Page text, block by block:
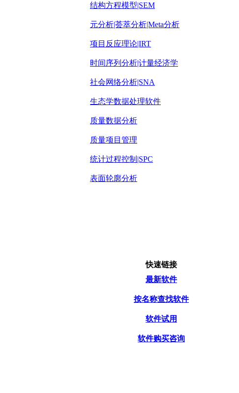
结构方程模型|SEM
元分析|荟萃分析|Meta分析
项目反应理论|IRT
时间序列分析|计量经济学
社会网络分析|SNA
生态学数据处理软件
质量数据分析
质量项目管理
统计过程控制|SPC
表面轮廓分析
快速链接
最新软件
按名称查找软件
软件试用
软件购买咨询